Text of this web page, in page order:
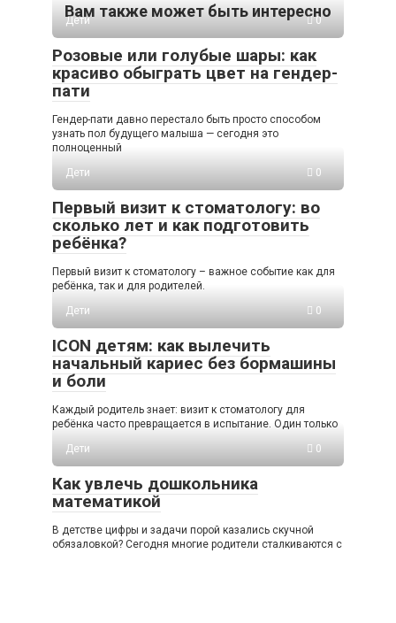
Вам также может быть интересно
Дети 0
Розовые или голубые шары: как
красиво обыграть цвет на гендер-
пати
Гендер-пати давно перестало быть просто способом
узнать пол будущего малыша — сегодня это
полноценный
Дети
0
Первый визит к стоматологу: во
сколько лет и как подготовить
ребёнка?
Первый визит к стоматологу – важное событие как для
ребёнка, так и для родителей.
Дети
0
ICON детям: как вылечить
начальный кариес без бормашины
и боли
Каждый родитель знает: визит к стоматологу для
ребёнка часто превращается в испытание. Один только
Дети
0
Как увлечь дошкольника
математикой
В детстве цифры и задачи порой казались скучной
обязаловкой? Сегодня многие родители сталкиваются с